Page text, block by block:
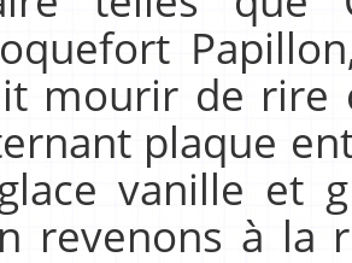
mourir de
plaque
vanille et
revenons à la